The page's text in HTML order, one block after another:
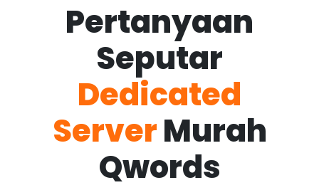
Pertanyaan
Seputar
Dedicated
ServerMurah
Qwords